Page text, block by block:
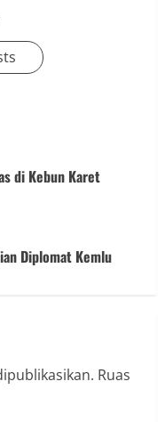
di Kebun Karet
Diplomat Kemlu
Ruas